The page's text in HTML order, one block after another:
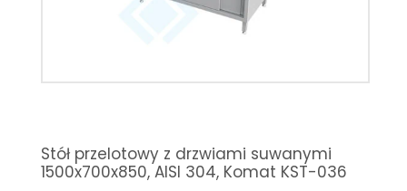
Stół przelotowy z drzwiami suwanymi
1500x700x850, AISI 304, Komat KST-036